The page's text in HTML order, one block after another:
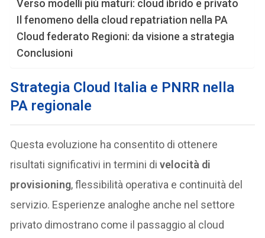
Verso modelli più maturi: cloud ibrido e privato
Il fenomeno della cloud repatriation nella PA
Cloud federato Regioni: da visione a strategia
Conclusioni
Strategia Cloud Italia e PNRR nella
PA regionale
Questa evoluzione ha consentito di ottenere
risultati significativi in termini divelocità di
provisioning, flessibilità operativa e continuità del
servizio. Esperienze analoghe anche nel settore
privato dimostrano come il passaggio al cloud